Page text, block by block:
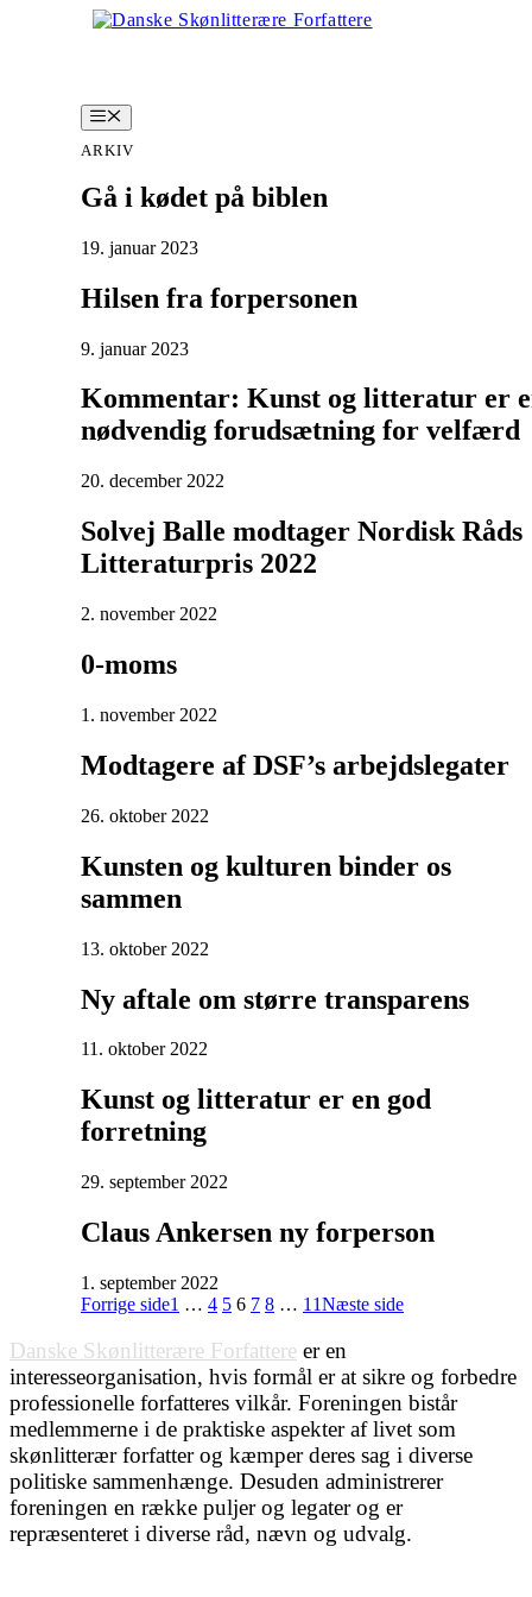
Menu
ARKIV
Gå i kødet på biblen
19. januar 2023
Hilsen fra forpersonen
9. januar 2023
Kommentar: Kunst og litteratur er
nødvendig forudsætning for velfærd
20. december 2022
Solvej Balle modtager Nordisk Råds
Litteraturpris 2022
2. november 2022
0-moms
1. november 2022
Modtagere af DSF’s arbejdslegater
26. oktober 2022
Kunsten og kulturen binder os
sammen
13. oktober 2022
Ny aftale om større transparens
11. oktober 2022
Kunst og litteratur er en god
forretning
29. september 2022
Claus Ankersen ny forperson
1. september 2022
Forrige side1 … 4 5 6 7 8 … 11Næste side
Danske Skønlitterære Forfattere er en
interesseorganisation, hvis formål er at sikre og forbedre
professionelle forfatteres vilkår. Foreningen bistår
medlemmerne i de praktiske aspekter af livet som
skønlitterær forfatter og kæmper deres sag i diverse
politiske sammenhænge. Desuden administrerer
foreningen en række puljer og legater og er
repræsenteret i diverse råd, nævn og udvalg.